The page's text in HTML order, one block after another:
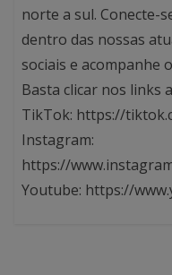
norte a sul. Conecte-
dentro das nossas
sociais e acompanhe
Basta clicar nos links
TikTok: https://
Instagram:
https://
Youtube: https://